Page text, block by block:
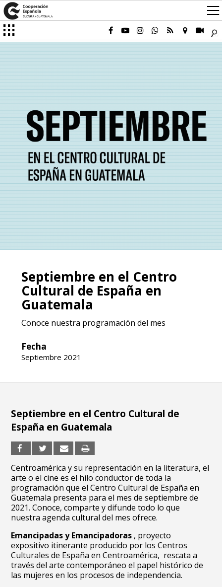
Septiembre en el Centro
Cultural de España en
Guatemala
Conoce nuestra programación del mes
Fecha
Septiembre 2021
Septiembre en el Centro Cultural de
España en Guatemala
Centroamérica y su representación en la literatura, el
arte o el cine es el hilo conductor de toda la
programación que el Centro Cultural de España en
Guatemala presenta para el mes de septiembre de
2021. Conoce, comparte y difunde todo lo que
nuestra agenda cultural del mes ofrece.
Emancipadas y Emancipadoras , proyecto
expositivo itinerante producido por los Centros
Culturales de España en Centroamérica, rescata a
través del artecontemporáneo el papel histórico de
las mujeres en los procesos de independencia.